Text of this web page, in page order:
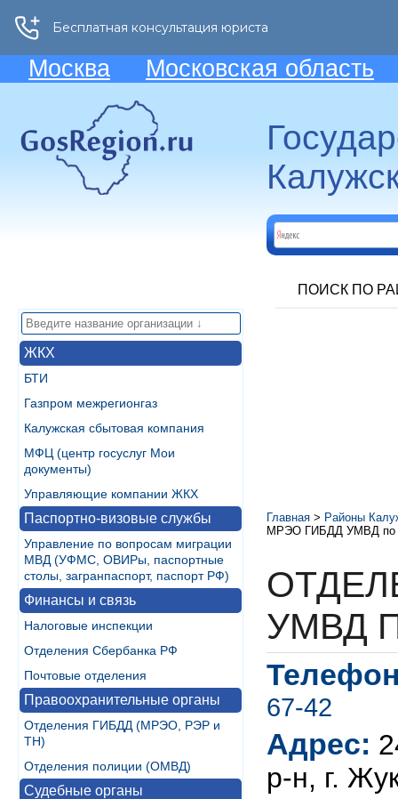
Москва Московская область
ПОИСК ПО
ЖКХ
БТИ
Газпром межрегионгаз
Калужская сбытовая компания
МФЦ (центр госуслуг Мои
документы)
Управляющие компании ЖКХ
Паспортно-визовые службы
Управление по вопросам миграции
МВД (УФМС, ОВИРы, паспортные
столы, загранпаспорт, паспорт РФ)
Финансы и связь
Налоговые инспекции
Отделения Сбербанка РФ
Почтовые отделения
Правоохранительные органы
Отделения ГИБДД (МРЭО, РЭР и
ТН)
Отделения полиции (ОМВД)
Судебные органы
Главная > Районы
МРЭО ГИБДД УМВД по
УМВД
67-42
Адрес:
р-н, г.